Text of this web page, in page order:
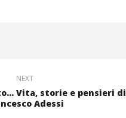
NEXT
Vita, storie e pensieri di
Adessi